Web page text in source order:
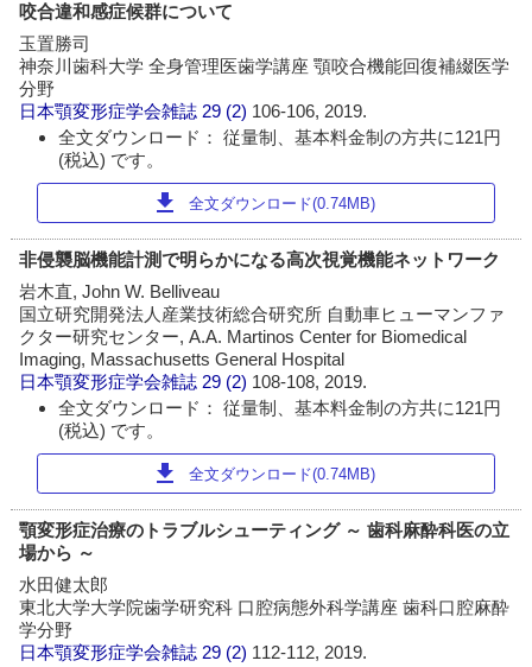
咬合違和感症候群について
玉置勝司
神奈川歯科大学 全身管理医歯学講座 顎咬合機能回復補綴医学
分野
日本顎変形症学会雑誌 29 (2) 106-106, 2019.
全文ダウンロード： 従量制、基本料金制の方共に121円
(税込) です。
download 全文ダウンロード(0.74MB)
非侵襲脳機能計測で明らかになる高次視覚機能ネットワーク
岩木直, John W. Belliveau
国立研究開発法人産業技術総合研究所 自動車ヒューマンファ
クター研究センター, A.A. Martinos Center for Biomedical
Imaging, Massachusetts General Hospital
日本顎変形症学会雑誌 29 (2) 108-108, 2019.
全文ダウンロード： 従量制、基本料金制の方共に121円
(税込) です。
download 全文ダウンロード(0.74MB)
顎変形症治療のトラブルシューティング ～ 歯科麻酔科医の立
場から ～
水田健太郎
東北大学大学院歯学研究科 口腔病態外科学講座 歯科口腔麻酔
学分野
日本顎変形症学会雑誌 29 (2) 112-112, 2019.